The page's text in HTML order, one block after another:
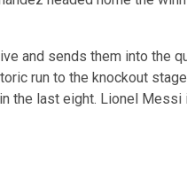
and sends them into the
run to the knockout
the last eight. Lionel